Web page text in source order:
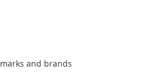
and brands